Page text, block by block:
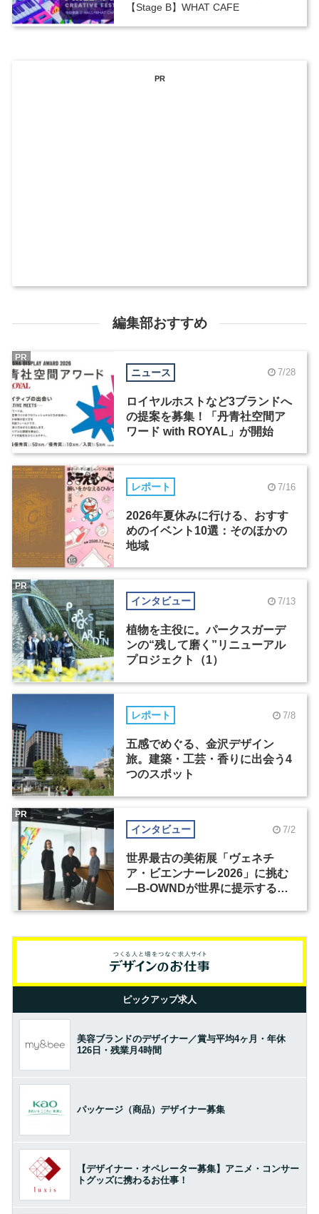
【Stage B】WHAT CAFE
PR
編集部おすすめ
ニュース 7/28
ロイヤルホストなど3ブランドへ
の提案を募集！「丹青社空間ア
ワード with ROYAL」が開始
PR
レポート 7/16
2026年夏休みに行ける、おすす
めのイベント10選：そのほかの
地域
インタビュー 7/13
植物を主役に。パークスガーデ
ンの“残して磨く”リニューアル
プロジェクト（1）
PR
レポート 7/8
五感でめぐる、金沢デザイン
旅。建築・工芸・香りに出会う4
つのスポット
インタビュー 7/2
世界最古の美術展「ヴェネチ
ア・ビエンナーレ2026」に挑む
―B-OWNDが世界に提示する美
PR
ピックアップ求人
美容ブランドのデザイナー／賞与平均4ヶ月・年休
126日・残業月4時間
パッケージ（商品）デザイナー募集
【デザイナー・オペレーター募集】アニメ・コンサー
トグッズに携わるお仕事！